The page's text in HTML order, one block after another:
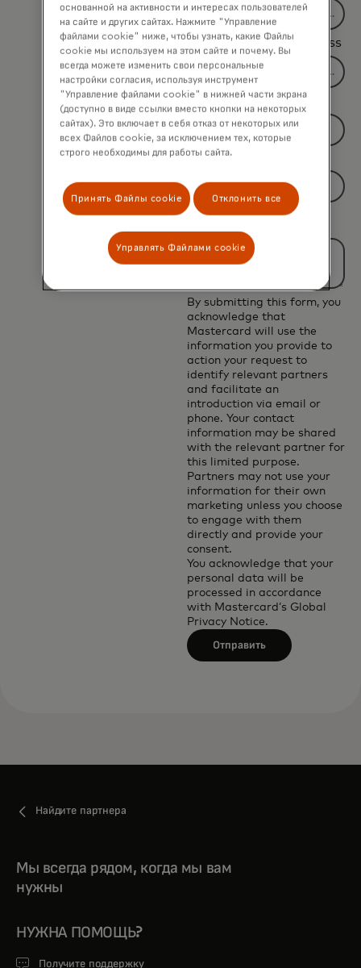
*Business Email Address
* Job Title
*Country
Filtering
will
applied
3
characters.
Current business
By submitting this form, you
acknowledge that
Mastercard will use the
information you provide to
action your request to
identify relevant partners
and facilitate an
introduction via email or
phone. Your contact
information may be shared
with the relevant partner for
this limited purpose.
Partners may not use your
information for their own
marketing unless you choose
to engage with them
directly and provide your
consent.
You acknowledge that your
personal data will be
processed in accordance
with Mastercard’s Global
Privacy Notice.
Отправить
Найдите партнера
Мы всегда рядом, когда мы вам
нужны
НУЖНА ПОМОЩЬ?
Получите поддержку
основанной на активности и интересах пользователей
на сайте и других сайтах. Нажмите "Управление
файлами cookie" ниже, чтобы узнать, какие Файлы
cookie мы используем на этом сайте и почему. Вы
всегда можете изменить свои персональные
настройки согласия, используя инструмент
"Управление файлами cookie" в нижней части экрана
(доступно в виде ссылки вместо кнопки на некоторых
сайтах). Это включает в себя отказ от некоторых или
всех Файлов cookie, за исключением тех, которые
строго необходимы для работы сайта.
Принять Файлы cookie Отклонить все
Управлять Файлами cookie